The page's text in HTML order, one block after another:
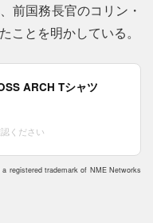
前国務長官のコリン・
ことを明かしている。
ARCH Tシャツ
ください
registered trademark of NME Networks